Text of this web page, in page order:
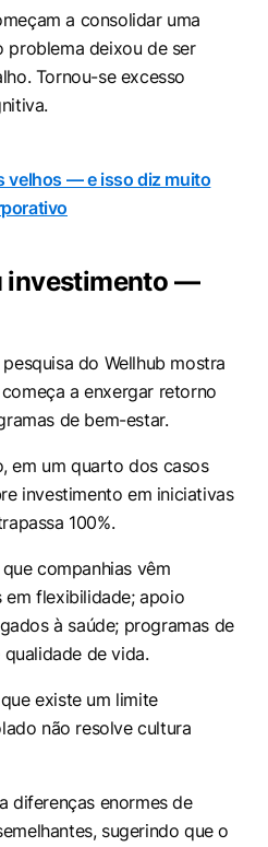
a consolidar uma
problema deixou de ser
Tornou-se excesso
velhos — e isso diz muito
investimento —
do Wellhub mostra
a enxergar retorno
de bem-estar.
em um quarto dos casos
investimento em iniciativas
100%.
companhias vêm
flexibilidade; apoio
à saúde; programas de
de vida.
existe um limite
não resolve cultura
diferenças enormes de
sugerindo que o